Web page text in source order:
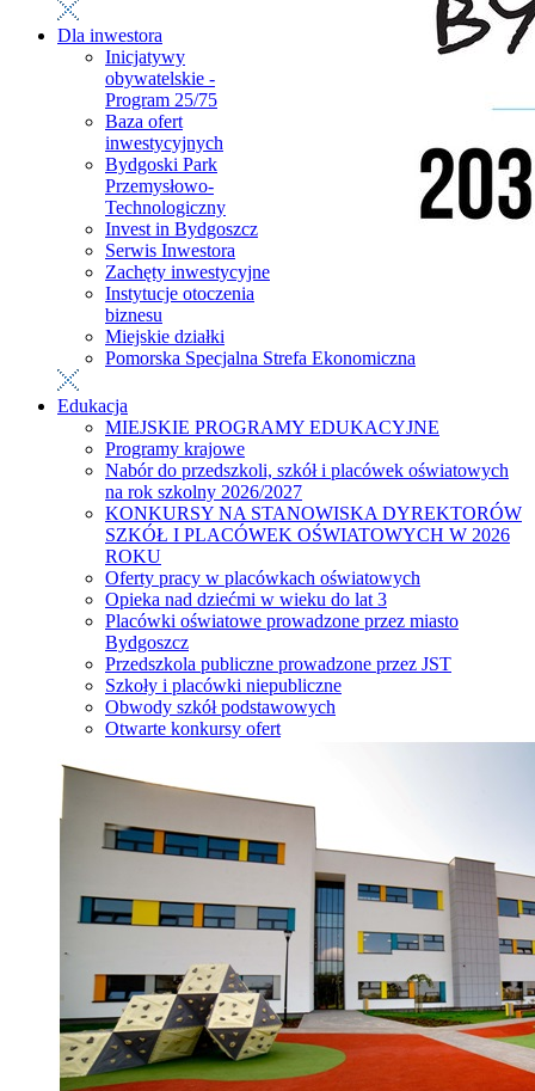
Dla inwestora
Inicjatywy
obywatelskie -
Program 25/75
Baza ofert
inwestycyjnych
Bydgoski Park
Przemysłowo-
Technologiczny
Invest in Bydgoszcz
Serwis Inwestora
Zachęty inwestycyjne
Instytucje otoczenia
biznesu
Miejskie działki
Pomorska Specjalna Strefa Ekonomiczna
Edukacja
MIEJSKIE PROGRAMY EDUKACYJNE
Programy krajowe
Nabór do przedszkoli, szkół i placówek oświatowych
na rok szkolny 2026/2027
KONKURSY NA STANOWISKA DYREKTORÓW
SZKÓŁ I PLACÓWEK OŚWIATOWYCH W 2026
ROKU
Oferty pracy w placówkach oświatowych
Opieka nad dziećmi w wieku do lat 3
Placówki oświatowe prowadzone przez miasto
Bydgoszcz
Przedszkola publiczne prowadzone przez JST
Szkoły i placówki niepubliczne
Obwody szkół podstawowych
Otwarte konkursy ofert